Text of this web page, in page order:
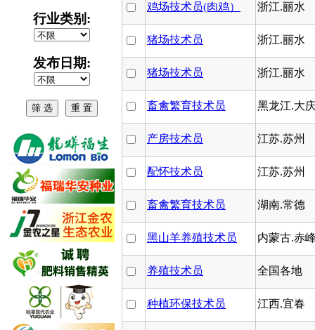
行业类别:
发布日期:
鸡场技术员(肉鸡） 浙江.丽水
猪场技术员 浙江.丽水
猪场技术员 浙江.丽水
畜禽繁育技术员 黑龙江.大
产房技术员 江苏.苏州
配怀技术员 江苏.苏州
畜禽繁育技术员 湖南.常德
黑山羊养殖技术员 内蒙古.赤
养殖技术员 全国各地
种植环保技术员 江西.宜春